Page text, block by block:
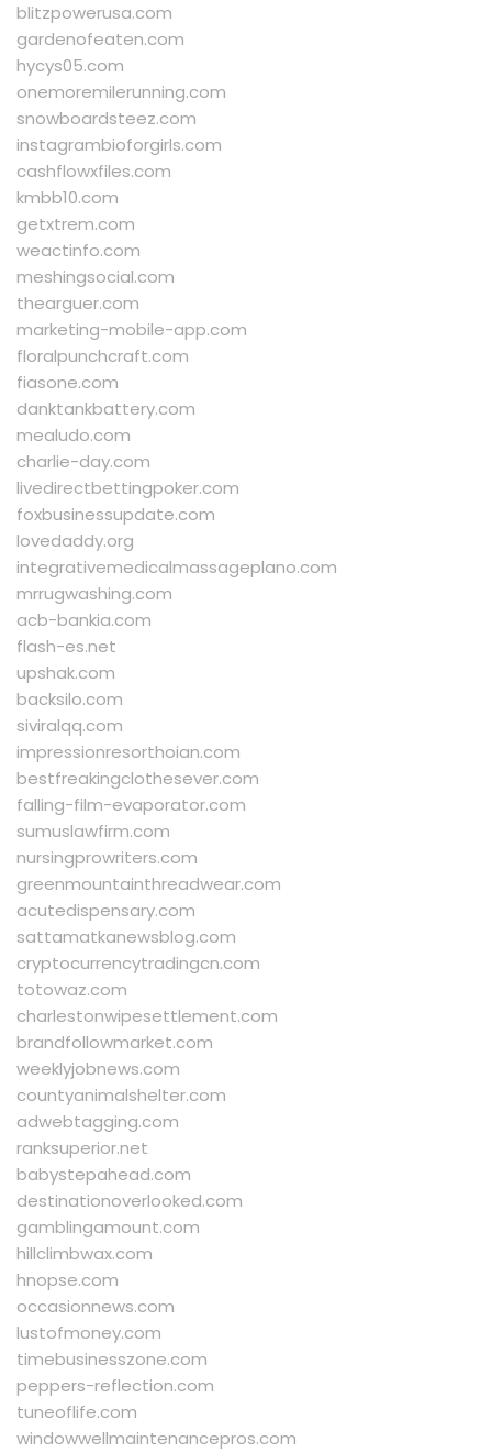
blitzpowerusa.com
gardenofeaten.com
hycys05.com
onemoremilerunning.com
snowboardsteez.com
instagrambioforgirls.com
cashflowxfiles.com
kmbb10.com
getxtrem.com
weactinfo.com
meshingsocial.com
thearguer.com
marketing-mobile-app.com
floralpunchcraft.com
fiasone.com
danktankbattery.com
mealudo.com
charlie-day.com
livedirectbettingpoker.com
foxbusinessupdate.com
lovedaddy.org
integrativemedicalmassageplano.com
mrrugwashing.com
acb-bankia.com
flash-es.net
upshak.com
backsilo.com
siviralqq.com
impressionresorthoian.com
bestfreakingclothesever.com
falling-film-evaporator.com
sumuslawfirm.com
nursingprowriters.com
greenmountainthreadwear.com
acutedispensary.com
sattamatkanewsblog.com
cryptocurrencytradingcn.com
totowaz.com
charlestonwipesettlement.com
brandfollowmarket.com
weeklyjobnews.com
countyanimalshelter.com
adwebtagging.com
ranksuperior.net
babystepahead.com
destinationoverlooked.com
gamblingamount.com
hillclimbwax.com
hnopse.com
occasionnews.com
lustofmoney.com
timebusinesszone.com
peppers-reflection.com
tuneoflife.com
windowwellmaintenancepros.com